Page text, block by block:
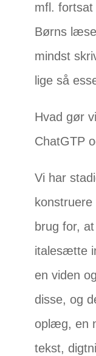
mfl.
Børns
mindst
lige så
Hvad gør
ChatGTP
Vi har
brug for,
italesætte
en viden
disse, og
oplæg, en
tekst,